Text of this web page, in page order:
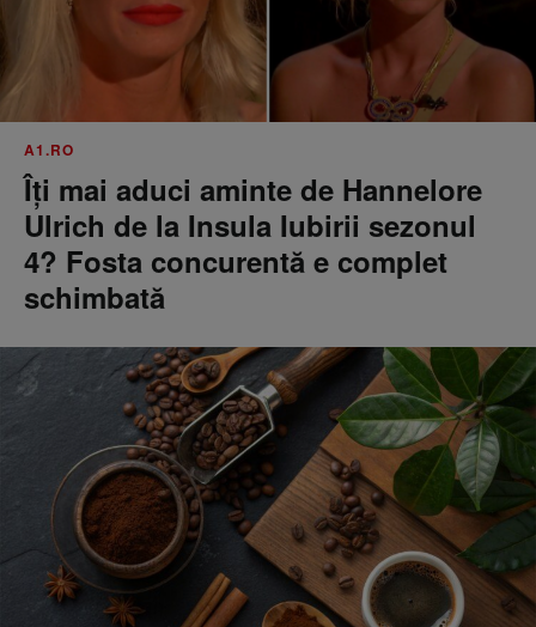
A1.RO
Îți mai aduci aminte de Hannelore
Ulrich de la Insula Iubirii sezonul
4? Fosta concurentă e complet
schimbată